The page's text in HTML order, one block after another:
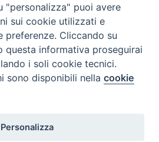
"personalizza" puoi avere
sui cookie utilizzati e
preferenze. Cliccando su
questa informativa proseguirai
i soli cookie tecnici.
sono disponibili nellacookie
Personalizza